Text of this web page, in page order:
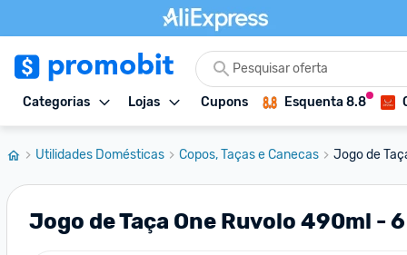
Categorias Lojas Cupons Esquenta 8.8
Utilidades Domésticas Copos, Taças e Canecas Jogo de
Jogo de Taça One Ruvolo 490ml -